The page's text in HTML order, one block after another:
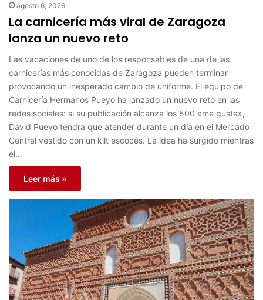
agosto 6, 2026
La carnicería más viral de Zaragoza
lanza un nuevo reto
Las vacaciones de uno de los responsables de una de las
carnicerías más conocidas de Zaragoza pueden terminar
provocando un inesperado cambio de uniforme. El equipo de
Carnicería Hermanos Pueyo ha lanzado un nuevo reto en las
redes sociales: si su publicación alcanza los 500 «me gusta»,
David Pueyo tendrá que atender durante un día en el Mercado
Central vestido con un kilt escocés. La idea ha surgido mientras
el…
Leer más »